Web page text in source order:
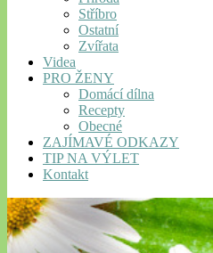
Stříbro
Ostatní
Zvířata
Videa
PRO ŽENY
Domácí dílna
Recepty
Obecné
ZAJÍMAVÉ ODKAZY
TIP NA VÝLET
Kontakt